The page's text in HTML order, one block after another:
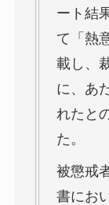
ート結
て「熱
載し、
に、あ
れたと
た。
被懲戒
書にお